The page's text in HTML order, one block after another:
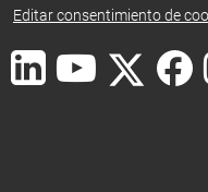
Editar consentimiento de